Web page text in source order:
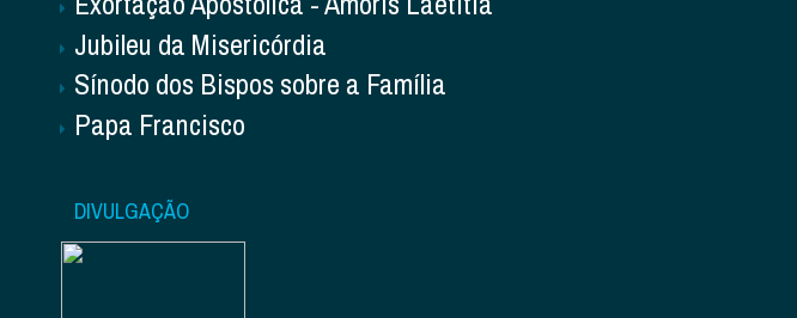
Jubileu da Misericórdia
Sínodo dos Bispos sobre a Família
Papa Francisco
DIVULGAÇÃO